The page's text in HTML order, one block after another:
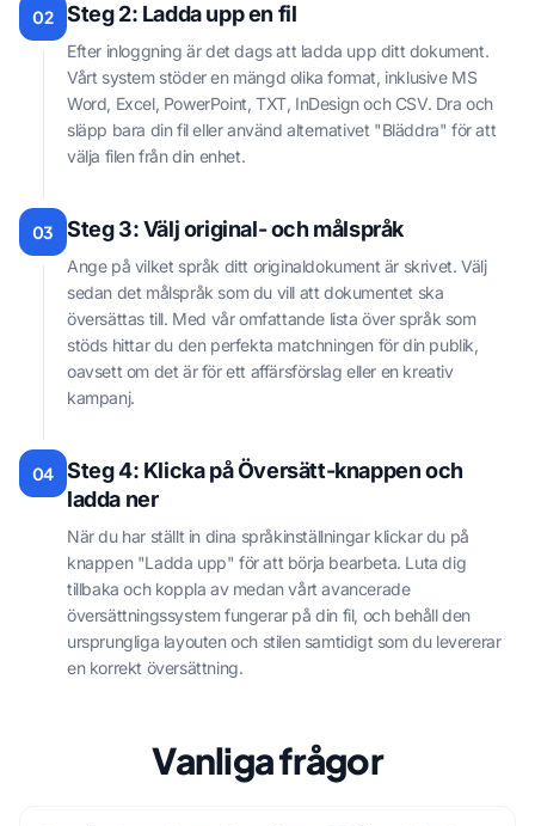
02 Steg 2: Ladda upp en fil
Efter inloggning är det dags att ladda upp ditt dokument.
Vårt system stöder en mängd olika format, inklusive MS
Word, Excel, PowerPoint, TXT, InDesign och CSV. Dra och
släpp bara din fil eller använd alternativet "Bläddra" för att
välja filen från din enhet.
03 Steg 3: Välj original- och målspråk
Ange på vilket språk ditt originaldokument är skrivet. Välj
sedan det målspråk som du vill att dokumentet ska
översättas till. Med vår omfattande lista över språk som
stöds hittar du den perfekta matchningen för din publik,
oavsett om det är för ett affärsförslag eller en kreativ
kampanj.
04
Steg 4: Klicka på Översätt-knappen och
ladda ner
När du har ställt in dina språkinställningar klickar du på
knappen "Ladda upp" för att börja bearbeta. Luta dig
tillbaka och koppla av medan vårt avancerade
översättningssystem fungerar på din fil, och behåll den
ursprungliga layouten och stilen samtidigt som du levererar
en korrekt översättning.
Vanliga frågor